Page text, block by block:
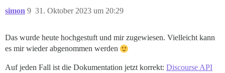
simon 31. Oktober 2023 um 20:29
9
Das wurde heute hochgestuft und mir zugewiesen. Vielleicht kann
es mir wieder abgenommen werden
Auf jeden Fall ist die Dokumentation jetzt korrekt: Discourse API